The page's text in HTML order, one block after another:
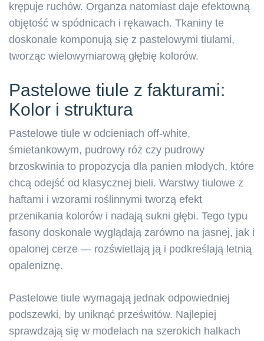
krępuje ruchów. Organza natomiast daje efektowną
objętość w spódnicach i rękawach. Tkaniny te
doskonale komponują się z pastelowymi tiulami,
tworząc wielowymiarową głębię kolorów.
Pastelowe tiule z fakturami:
Kolor i struktura
Pastelowe tiule w odcieniach off-white,
śmietankowym, pudrowy róż czy pudrowy
brzoskwinia to propozycja dla panien młodych, które
chcą odejść od klasycznej bieli. Warstwy tiulowe z
haftami i wzorami roślinnymi tworzą efekt
przenikania kolorów i nadają sukni głębi. Tego typu
fasony doskonale wyglądają zarówno na jasnej, jak i
opalonej cerze — rozświetlają ją i podkreślają letnią
opaleniznę.
Pastelowe tiule wymagają jednak odpowiedniej
podszewki, by uniknąć prześwitów. Najlepiej
sprawdzają się w modelach na szerokich halkach